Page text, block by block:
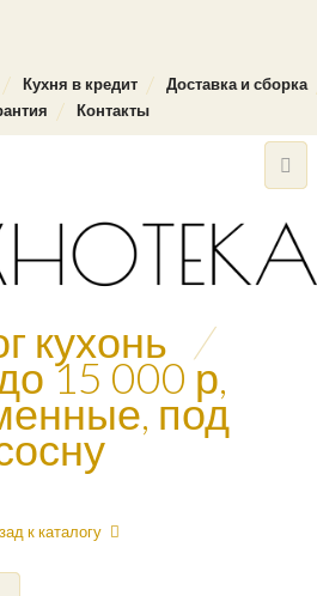
Кухня в кредит
Доставка и сборка
Контакты
кухонь /
15 000 р,
под
к каталогу